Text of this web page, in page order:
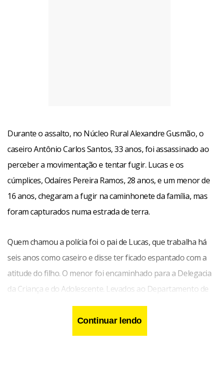
Durante o assalto, no Núcleo Rural Alexandre Gusmão, o
caseiro Antônio Carlos Santos, 33 anos, foi assassinado ao
perceber a movimentação e tentar fugir. Lucas e os
cúmplices, Odaíres Pereira Ramos, 28 anos, e um menor de
16 anos, chegaram a fugir na caminhonete da família, mas
foram capturados numa estrada de terra.
Quem chamou a polícia foi o pai de Lucas, que trabalha há
seis anos como caseiro e disse ter ficado espantado com a
atitude do filho. O menor foi encaminhado para a Delegacia
da Criança e do Adolescente. Levados ao Departamento de
Polícia Especializada, Lucas e Odaíres foram indiciados por
latrocínio, que tem pena de 20 a 30 anos de prisão.
Continuar lendo